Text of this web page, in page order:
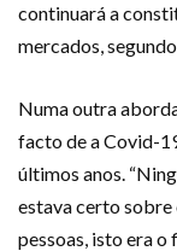
continuará a
mercados,
Numa outra
facto de a Covid-
últimos anos.
estava certo sobre
pessoas, isto era o